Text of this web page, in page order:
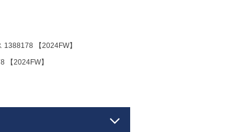
【2024FW】
【2024FW】